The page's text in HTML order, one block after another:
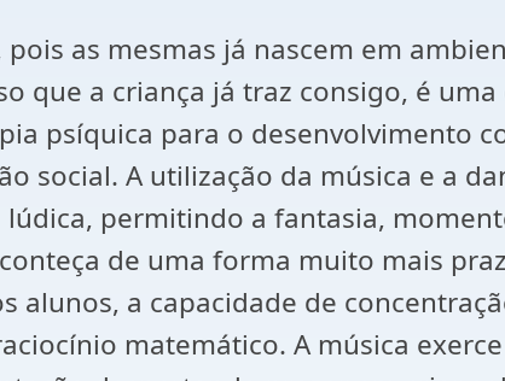
as mesmas já nascem em
que a criança já traz consigo, é uma
psíquica para o desenvolvimento
social. A utilização da música e a
permitindo a fantasia,
de uma forma muito mais
a capacidade de
matemático. A música